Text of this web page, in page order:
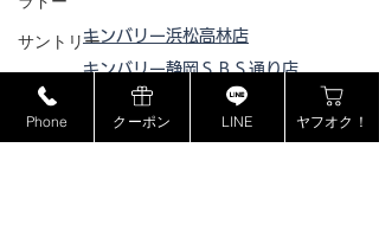
サントリー
MCM
ミュウミュウ
キンバリー浜松高林店
キンバリー静岡ＳＢＳ通り店
キンバリー藤枝インター店
ピックアップ浜松西伊場店
Phone クーポン LINE ヤフオク！